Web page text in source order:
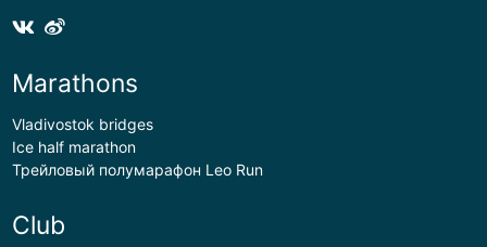
Marathons
Vladivostok bridges
Ice half marathon
Трейловый полумарафон Leo Run
Club